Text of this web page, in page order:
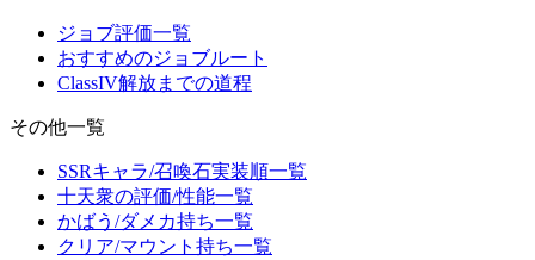
ジョブ評価一覧
おすすめのジョブルート
ClassIV解放までの道程
その他一覧
SSRキャラ/召喚石実装順一覧
十天衆の評価/性能一覧
かばう/ダメカ持ち一覧
クリア/マウント持ち一覧